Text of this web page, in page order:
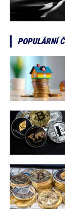
POPULÁRNÍ